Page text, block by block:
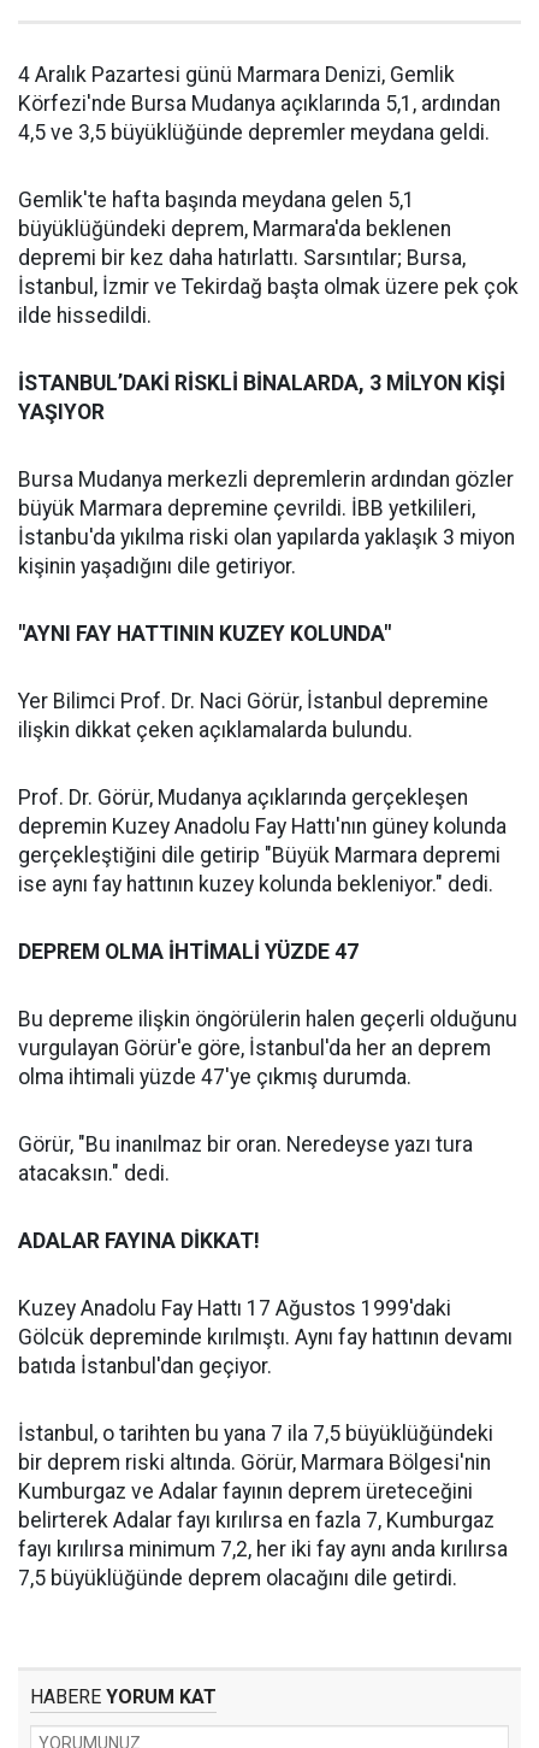
4 Aralık Pazartesi günü Marmara Denizi, Gemlik
Körfezi'nde Bursa Mudanya açıklarında 5,1, ardından
4,5 ve 3,5 büyüklüğünde depremler meydana geldi.
Gemlik'te hafta başında meydana gelen 5,1
büyüklüğündeki deprem, Marmara'da beklenen
depremi bir kez daha hatırlattı. Sarsıntılar; Bursa,
İstanbul, İzmir ve Tekirdağ başta olmak üzere pek çok
ilde hissedildi.
İSTANBUL’DAKİ RİSKLİ BİNALARDA, 3 MİLYON KİŞİ
YAŞIYOR
Bursa Mudanya merkezli depremlerin ardından gözler
büyük Marmara depremine çevrildi. İBB yetkilileri,
İstanbu'da yıkılma riski olan yapılarda yaklaşık 3 miyon
kişinin yaşadığını dile getiriyor.
"AYNI FAY HATTININ KUZEY KOLUNDA"
Yer Bilimci Prof. Dr. Naci Görür, İstanbul depremine
ilişkin dikkat çeken açıklamalarda bulundu.
Prof. Dr. Görür, Mudanya açıklarında gerçekleşen
depremin Kuzey Anadolu Fay Hattı'nın güney kolunda
gerçekleştiğini dile getirip "Büyük Marmara depremi
ise aynı fay hattının kuzey kolunda bekleniyor." dedi.
DEPREM OLMA İHTİMALİ YÜZDE 47
Bu depreme ilişkin öngörülerin halen geçerli olduğunu
vurgulayan Görür'e göre, İstanbul'da her an deprem
olma ihtimali yüzde 47'ye çıkmış durumda.
Görür, "Bu inanılmaz bir oran. Neredeyse yazı tura
atacaksın." dedi.
ADALAR FAYINA DİKKAT!
Kuzey Anadolu Fay Hattı 17 Ağustos 1999'daki
Gölcük depreminde kırılmıştı. Aynı fay hattının devamı
batıda İstanbul'dan geçiyor.
İstanbul, o tarihten bu yana 7 ila 7,5 büyüklüğündeki
bir deprem riski altında. Görür, Marmara Bölgesi'nin
Kumburgaz ve Adalar fayının deprem üreteceğini
belirterek Adalar fayı kırılırsa en fazla 7, Kumburgaz
fayı kırılırsa minimum 7,2, her iki fay aynı anda kırılırsa
7,5 büyüklüğünde deprem olacağını dile getirdi.
HABERE YORUM KAT